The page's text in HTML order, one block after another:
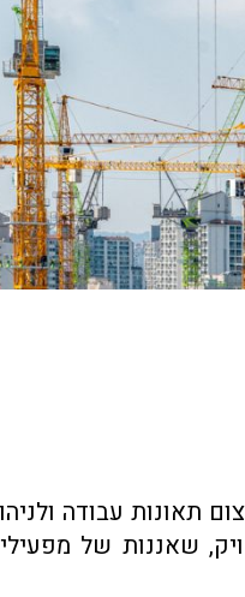
תאונות עבודה
שאננות של